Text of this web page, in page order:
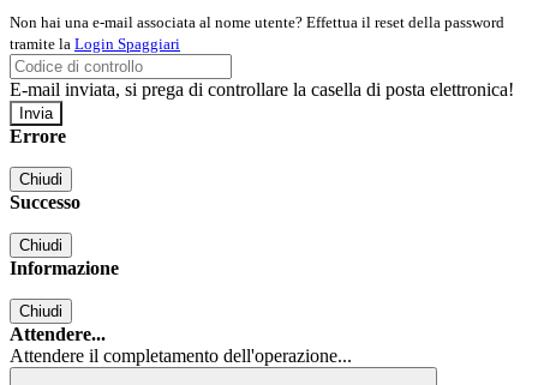
Non hai una e-mail associata al nome utente? Effettua il reset della password
tramite la Login Spaggiari
E-mail inviata, si prega di controllare la casella di posta elettronica!
Errore
Chiudi
Successo
Chiudi
Informazione
Chiudi
Attendere...
Attendere il completamento dell'operazione...